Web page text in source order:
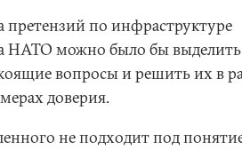
претензий по инфраструктуре
НАТО можно было бы выделить
вопросы и решить их в
доверия.
не подходит под